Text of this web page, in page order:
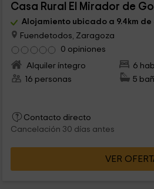
Casa Rural El Mirador de
Alojamiento ubicado a 9.4km de
Fuendetodos, Zaragoza
0 opiniones
Alquiler íntegro
6
16 personas
5
Contacto directo
Cancelación 30 días antes
VER